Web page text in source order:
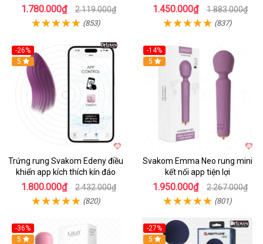
1.780.000₫ 2.119.000₫
(853)
1.450.000₫ 1.883.000₫
(837)
-26%
Hot
5
Trứng rung Svakom Edeny điều
khiển app kích thích kín đáo
1.800.000₫ 2.432.000₫
(820)
-14%
Hot
5
Svakom Emma Neo rung mini
kết nối app tiện lợi
1.950.000₫ 2.267.000₫
(801)
-36%
Hot
5
-27%
Hot
5